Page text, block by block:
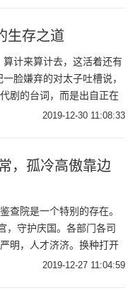
生存之道
算计来算计去，这活着还有
脸嫌弃的对太子吐槽说，
剧的台词，而是出自正在
古装剧《大明风华》。在我
2019-12-30 11:08:33
，孤冷高傲靠边
查院是一个特别的存在。
，守护庆国。各部门各司
明，人才济济。换种打开
为的“鉴查院”的“宝藏男孩”
2019-12-27 11:04:59